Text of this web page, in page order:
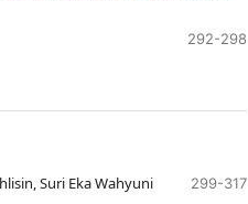
292-298
Suri Eka Wahyuni 299-317